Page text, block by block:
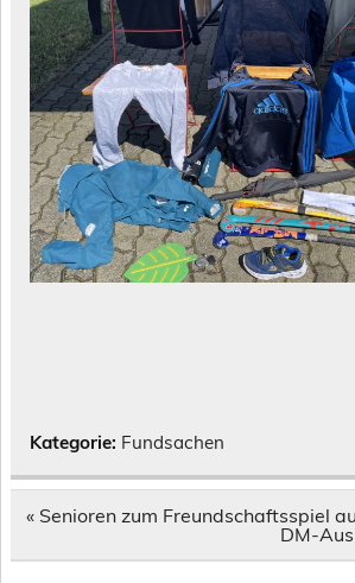
Kategorie: Fundsachen
Beitragsnavigation
« Senioren zum Freundschaftsspiel
DM-